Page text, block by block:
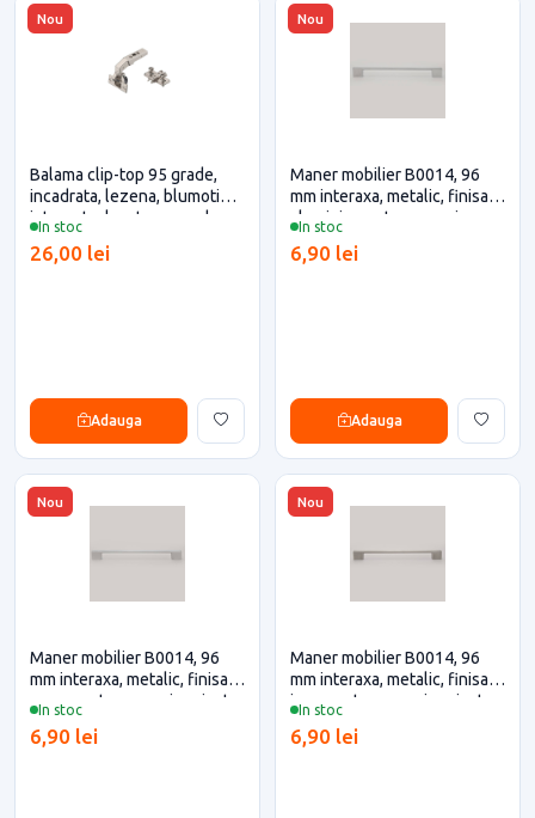
Nou
In stoc
Balama clip-top 95 grade,
incadrata, lezena, blumotion
integrat, placuta expando
eficiente
26,00 lei
Adauga
Nou
In stoc
Maner mobilier B0014, 96
mm interaxa, metalic, finisaj
aluminiu pentru casa si
6,90 lei
Adauga
Nou
In stoc
Maner mobilier B0014, 96
mm interaxa, metalic, finisaj
crom pentru casa si proiecte
6,90 lei
Nou
In stoc
Maner mobilier B0014, 96
mm interaxa, metalic, finisaj
inox pentru casa si proiecte
6,90 lei